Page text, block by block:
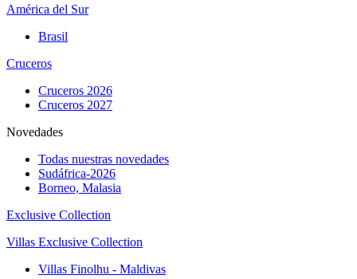
América del Sur
Brasil
Cruceros
Cruceros 2026
Cruceros 2027
Novedades
Todas nuestras novedades
Sudáfrica-2026
Borneo, Malasia
Exclusive Collection
Villas Exclusive Collection
Villas Finolhu - Maldivas